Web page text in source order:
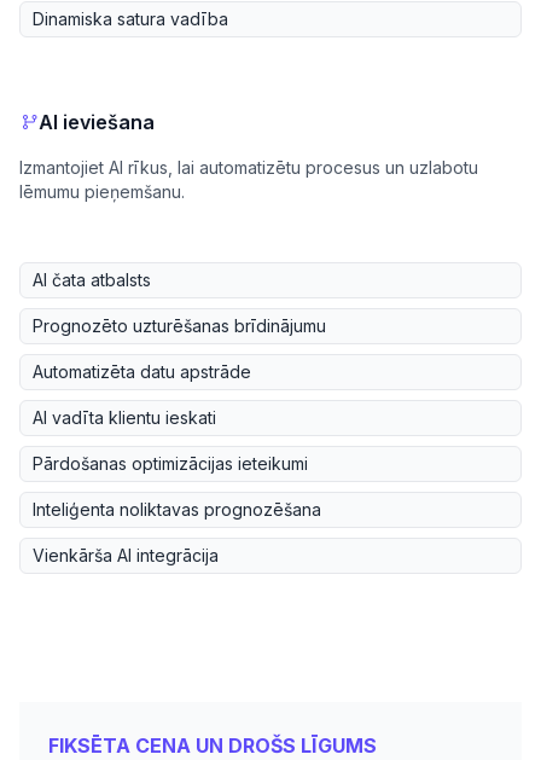
Dinamiska satura vadība
AI ieviešana
Izmantojiet AI rīkus, lai automatizētu procesus un uzlabotu
lēmumu pieņemšanu.
AI čata atbalsts
Prognozēto uzturēšanas brīdinājumu
Automatizēta datu apstrāde
AI vadīta klientu ieskati
Pārdošanas optimizācijas ieteikumi
Inteliģenta noliktavas prognozēšana
Vienkārša AI integrācija
FIKSĒTA CENA UN DROŠS LĪGUMS